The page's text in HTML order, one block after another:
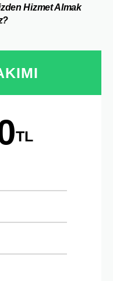
Hizmet Almak
TL